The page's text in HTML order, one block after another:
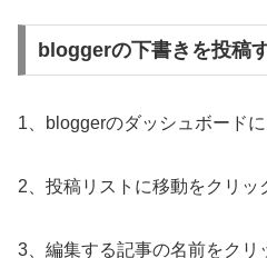
bloggerの下書きを投稿
1、bloggerのダッシュボードに
2、投稿リストに移動をクリッ
3、編集する記事の名前をクリ